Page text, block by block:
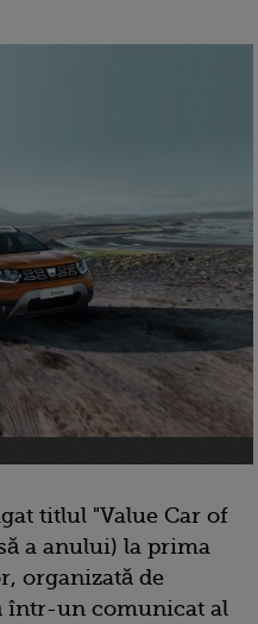
titlul "Value Car of
a anului) la prima
organizată de
într-un comunicat al